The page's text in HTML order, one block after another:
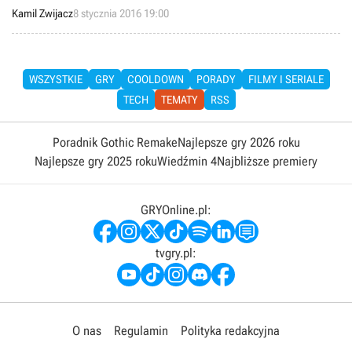
branży elektronicznej rozrywki i skupić się na bardziej
samodzielnych projektach.
Kamil Zwijacz8 stycznia 2016 19:00
WSZYSTKIE GRY COOLDOWN PORADY
FILMY I SERIALE
TECH
TEMATY RSS
Poradnik Gothic RemakeNajlepsze gry 2026 roku
Najlepsze gry 2025 rokuWiedźmin 4Najbliższe premiery
GRYOnline.pl:
tvgry.pl:
O nas Regulamin Polityka redakcyjna